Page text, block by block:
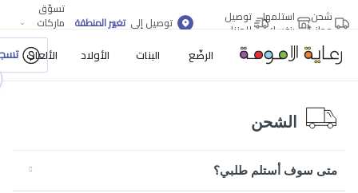
شحن
مجاني
استلمها
بنفسك
توصيل
للمنزل توصيل إلى تغيير المنطقة
تسوّق
ماركات
الرضّع البنات الأولاد الألعاب
الشحن
متى سوف أستلم طلبي؟